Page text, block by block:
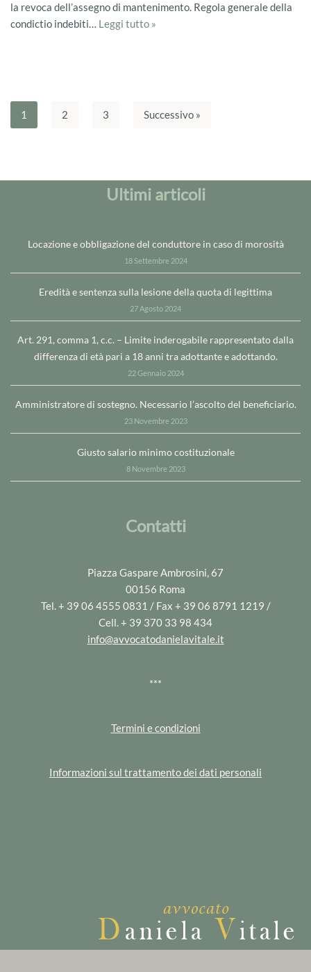
la revoca dell’assegno di mantenimento. Regola generale della
condictio indebiti… Leggi tutto »
1 2 3 Successivo »
Ultimi articoli
Locazione e obbligazione del conduttore in caso di morosità
18 Settembre 2024
Eredità e sentenza sulla lesione della quota di legittima
27 Agosto 2024
Art. 291, comma 1, c.c. – Limite inderogabile rappresentato dalla
differenza di età pari a 18 anni tra adottante e adottando.
22 Gennaio 2024
Amministratore di sostegno. Necessario l’ascolto del beneficiario.
23 Novembre 2023
Giusto salario minimo costituzionale
8 Novembre 2023
Contatti
Piazza Gaspare Ambrosini, 67
00156 Roma
Tel. + 39 06 4555 0831 / Fax + 39 06 8791 1219 /
Cell. + 39 370 33 98 434
info@avvocatodanielavitale.it
***
Termini e condizioni
Informazioni sul trattamento dei dati personali